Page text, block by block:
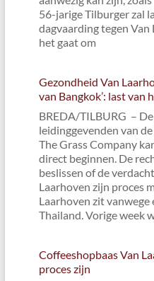
56-jarige Tilburger zal
dagvaarding tegen
het gaat om
Gezondheid Van
van Bangkok’: last van
BREDA/TILBURG –
leidinggevenden van
The Grass Company
direct beginnen. De
beslissen of de
Laarhoven zijn proces
Laarhoven zit
Thailand. Vorige week
Coffeeshopbaas Van
proces zijn